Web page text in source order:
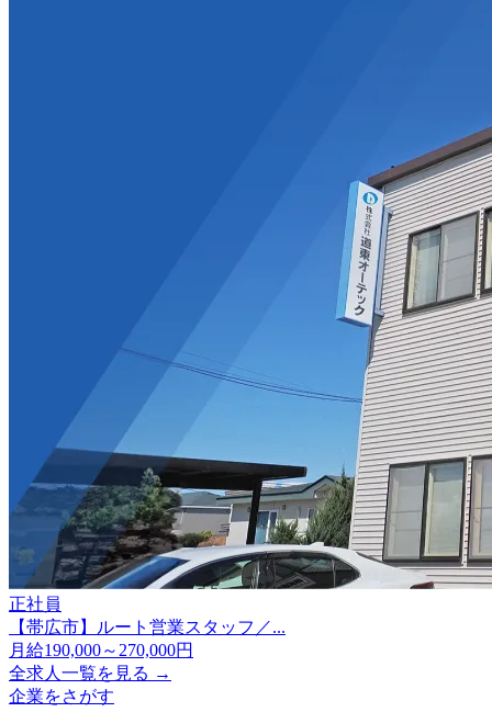
正社員
【帯広市】ルート営業スタッフ／...
月給190,000～270,000円
全求人一覧を見る →
企業をさがす